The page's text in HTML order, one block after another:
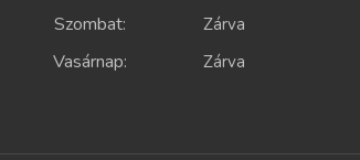
Szombat: Zárva
Vasárnap: Zárva